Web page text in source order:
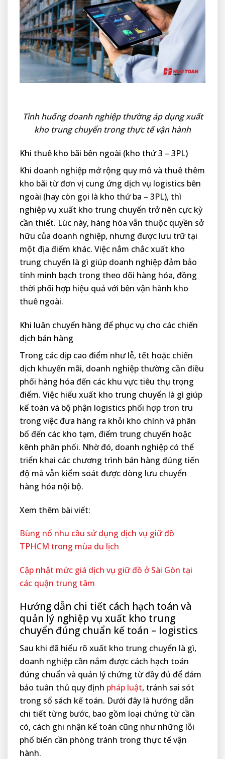
Tình huống doanh nghiệp thường áp dụng xuất
kho trung chuyển trong thực tế vận hành
Khi thuê kho bãi bên ngoài (kho thứ 3 – 3PL)
Khi doanh nghiệp mở rộng quy mô và thuê thêm
kho bãi từ đơn vị cung ứng dịch vụ logistics bên
ngoài (hay còn gọi là kho thứ ba – 3PL), thì
nghiệp vụ xuất kho trung chuyển trở nên cực kỳ
cần thiết. Lúc này, hàng hóa vẫn thuộc quyền sở
hữu của doanh nghiệp, nhưng được lưu trữ tại
một địa điểm khác. Việc nắm chắc xuất kho
trung chuyển là gì giúp doanh nghiệp đảm bảo
tính minh bạch trong theo dõi hàng hóa, đồng
thời phối hợp hiệu quả với bên vận hành kho
thuê ngoài.
Khi luân chuyển hàng để phục vụ cho các chiến
dịch bán hàng
Trong các dịp cao điểm như lễ, tết hoặc chiến
dịch khuyến mãi, doanh nghiệp thường cần điều
phối hàng hóa đến các khu vực tiêu thụ trọng
điểm. Việc hiểu xuất kho trung chuyển là gì giúp
kế toán và bộ phận logistics phối hợp trơn tru
trong việc đưa hàng ra khỏi kho chính và phân
bổ đến các kho tạm, điểm trung chuyển hoặc
kênh phân phối. Nhờ đó, doanh nghiệp có thể
triển khai các chương trình bán hàng đúng tiến
độ mà vẫn kiểm soát được dòng lưu chuyển
hàng hóa nội bộ.
Xem thêm bài viết:
Bùng nổ nhu cầu sử dụng dịch vụ giữ đồ
TPHCM trong mùa du lịch
Cập nhật mức giá dịch vụ giữ đồ ở Sài Gòn tại
các quận trung tâm
Hướng dẫn chi tiết cách hạch toán và
quản lý nghiệp vụ xuất kho trung
chuyển đúng chuẩn kế toán – logistics
Sau khi đã hiểu rõ xuất kho trung chuyển là gì,
doanh nghiệp cần nắm được cách hạch toán
đúng chuẩn và quản lý chứng từ đầy đủ để đảm
bảo tuân thủ quy định pháp luật, tránh sai sót
trong sổ sách kế toán. Dưới đây là hướng dẫn
chi tiết từng bước, bao gồm loại chứng từ cần
có, cách ghi nhận kế toán cũng như những lỗi
phổ biến cần phòng tránh trong thực tế vận
hành.